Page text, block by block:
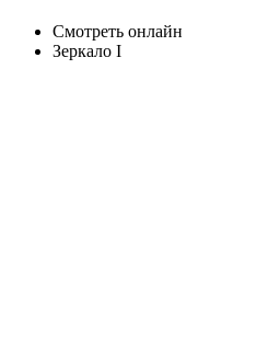
Смотреть онлайн
Зеркало I